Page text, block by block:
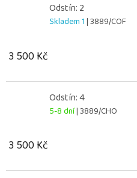
Odstín: 2
Skladem 1| 3889/COF
3 500 Kč
Odstín: 4
5-8 dní| 3889/CHO
3 500 Kč